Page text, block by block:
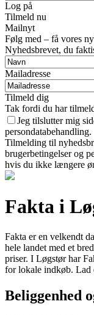
Log på
Tilmeld nu
Mailnyt
Følg med – få vores
Nyhedsbrevet, du
Mailadresse
Tilmeld dig
Tak fordi du har
Jeg tilslutter mig
persondatabehandling.
Tilmelding til
brugerbetingelser og
hvis du ikke længere
Fakta i
Fakta er en velkendt
hele landet med et
priser. I Løgstør har
for lokale indkøb. Lad
Beliggenhed